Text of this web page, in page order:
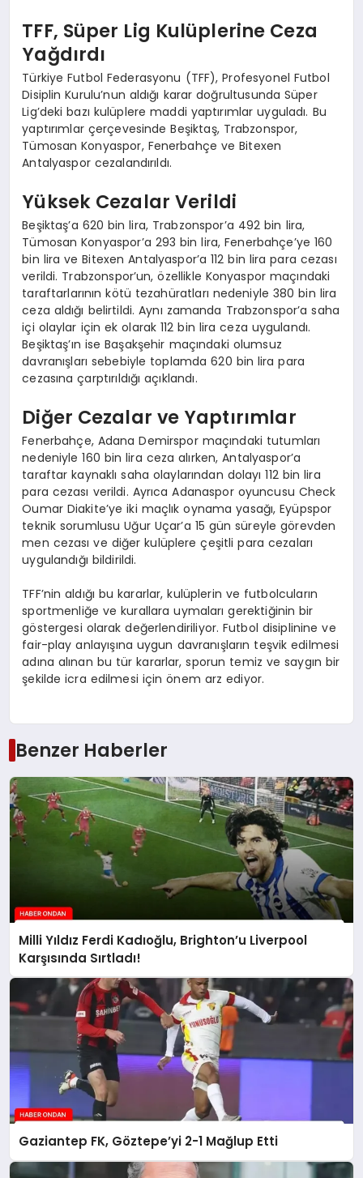
TFF, Süper Lig Kulüplerine Ceza
Yağdırdı
Türkiye Futbol Federasyonu (TFF), Profesyonel Futbol
Disiplin Kurulu’nun aldığı karar doğrultusunda Süper
Lig’deki bazı kulüplere maddi yaptırımlar uyguladı. Bu
yaptırımlar çerçevesinde Beşiktaş, Trabzonspor,
Tümosan Konyaspor, Fenerbahçe ve Bitexen
Antalyaspor cezalandırıldı.
Yüksek Cezalar Verildi
Beşiktaş’a 620 bin lira, Trabzonspor’a 492 bin lira,
Tümosan Konyaspor’a 293 bin lira, Fenerbahçe’ye 160
bin lira ve Bitexen Antalyaspor’a 112 bin lira para cezası
verildi. Trabzonspor’un, özellikle Konyaspor maçındaki
taraftarlarının kötü tezahüratları nedeniyle 380 bin lira
ceza aldığı belirtildi. Aynı zamanda Trabzonspor’a saha
içi olaylar için ek olarak 112 bin lira ceza uygulandı.
Beşiktaş’ın ise Başakşehir maçındaki olumsuz
davranışları sebebiyle toplamda 620 bin lira para
cezasına çarptırıldığı açıklandı.
Diğer Cezalar ve Yaptırımlar
Fenerbahçe, Adana Demirspor maçındaki tutumları
nedeniyle 160 bin lira ceza alırken, Antalyaspor’a
taraftar kaynaklı saha olaylarından dolayı 112 bin lira
para cezası verildi. Ayrıca Adanaspor oyuncusu Check
Oumar Diakite’ye iki maçlık oynama yasağı, Eyüpspor
teknik sorumlusu Uğur Uçar’a 15 gün süreyle görevden
men cezası ve diğer kulüplere çeşitli para cezaları
uygulandığı bildirildi.
TFF’nin aldığı bu kararlar, kulüplerin ve futbolcuların
sportmenliğe ve kurallara uymaları gerektiğinin bir
göstergesi olarak değerlendiriliyor. Futbol disiplinine ve
fair-play anlayışına uygun davranışların teşvik edilmesi
adına alınan bu tür kararlar, sporun temiz ve saygın bir
şekilde icra edilmesi için önem arz ediyor.
Benzer Haberler
Milli Yıldız Ferdi Kadıoğlu, Brighton’u Liverpool
Karşısında Sırtladı!
Gaziantep FK, Göztepe’yi 2-1 Mağlup Etti